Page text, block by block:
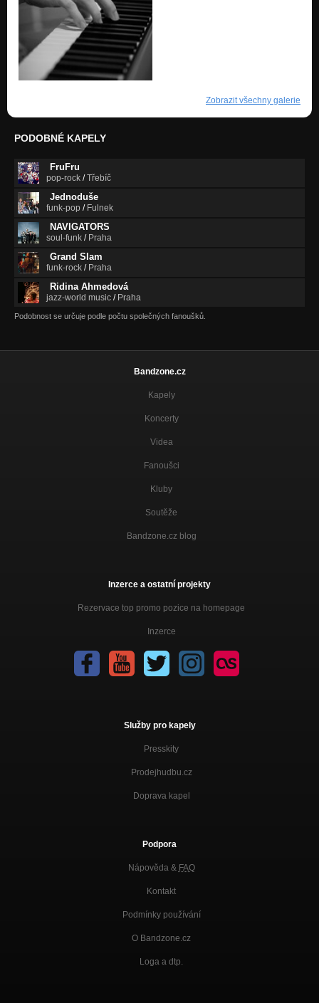
Zobrazit všechny galerie
PODOBNÉ KAPELY
FruFru
pop-rock /Třebíč
Jednoduše
funk-pop / Fulnek
NAVIGATORS
soul-funk / Praha
Grand Slam
funk-rock / Praha
Ridina Ahmedová
jazz-world music / Praha
Podobnost se určuje podle počtu společných fanoušků.
Bandzone.cz
Kapely
Koncerty
Videa
Fanoušci
Kluby
Soutěže
Bandzone.cz blog
Inzerce a ostatní projekty
Rezervace top promo pozice na homepage
Inzerce
Služby pro kapely
Presskity
Prodejhudbu.cz
Doprava kapel
Podpora
Nápověda & FAQ
Kontakt
Podmínky používání
O Bandzone.cz
Loga a dtp.